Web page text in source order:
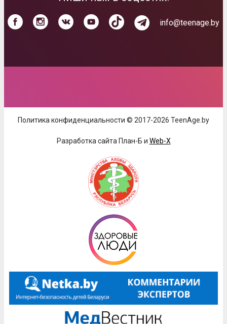
info@teenage.by
Политика конфиденциальности © 2017-2026 TeenAge.by
Разработка сайта План-Б и Web-X